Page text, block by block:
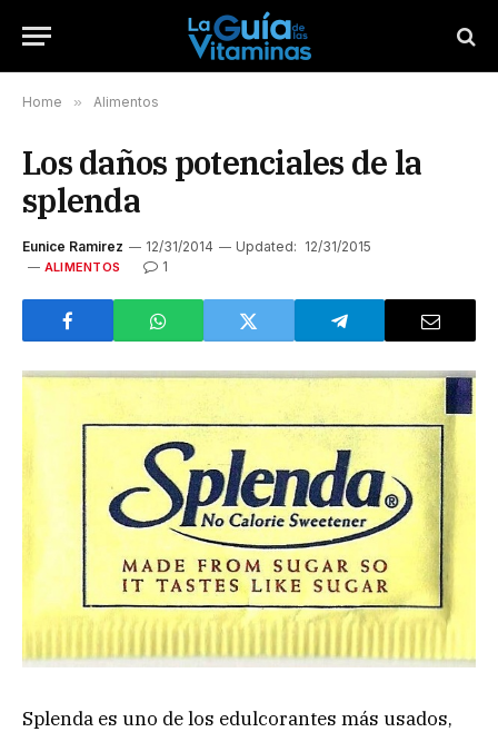
Home » Alimentos
Los daños potenciales de la
splenda
Eunice Ramirez 12/31/2014 Updated: 12/31/2015
ALIMENTOS 1
Splenda es uno de los edulcorantes más usados,